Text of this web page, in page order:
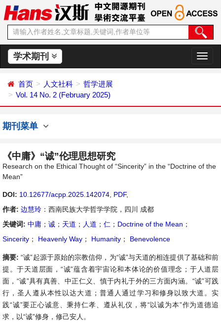
学术期刊
切
换
首页 人文社科
哲学进展
Vol. 14 No. 2 (February 2025)
期刊菜单
《中庸》“诚”伦理思想研究
Research on the Ethical Thought of “Sincerity” in the “Doctrine of the
Mean”
DOI: 10.12677/acpp.2025.142074 PDF,
作者: 边慧玲 ：西南民族大学哲学学院，四川 成都
关键词: 中庸 ； 诚 ； 天道 ； 人道 ； 仁 ； Doctrine of the Mean ；
Sincerity ； Heavenly Way ； Humanity ； Benevolence
摘要:“诚”起源于原始的宗教信仰，为“诚”与天道的相连提供了基础和前
提。于天道层面，“诚”蕴含着宇宙论和本体论的价值理念；于人道层
面，“诚”具有真善、中正仁义、慎于内礼于外的三方面内涵。“诚”可践
行，圣人遵从本性以达大道；普通人通过学习和修身以致大道。实
践“诚”要正心诚意、秉持仁孝、遵从礼仪，将“以诚为本”作为道德追
求，以“诚”修身，修己安人。